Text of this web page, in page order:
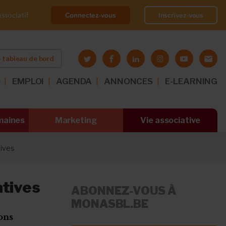
Connectez-vous Inscrivez-vous
tableau de bord
EMPLOI AGENDA ANNONCES E-LEARNING
Marketing Vie associative
ABONNEZ-VOUS À
MONASBL.BE